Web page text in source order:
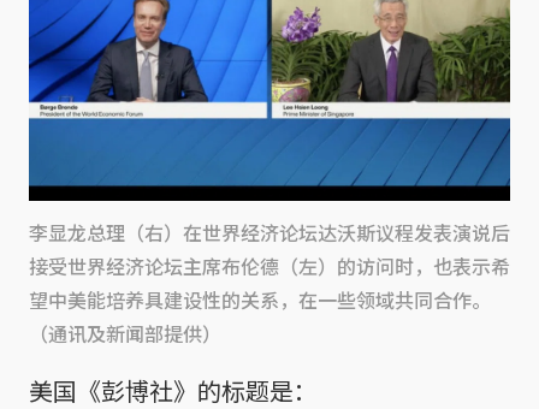
李显龙总理（右）在世界经济论坛达沃斯议程发表演说后
接受世界经济论坛主席布伦德（左）的访问时，也表示希
望中美能培养具建设性的关系，在一些领域共同合作。
（通讯及新闻部提供）
美国《彭博社》的标题是：